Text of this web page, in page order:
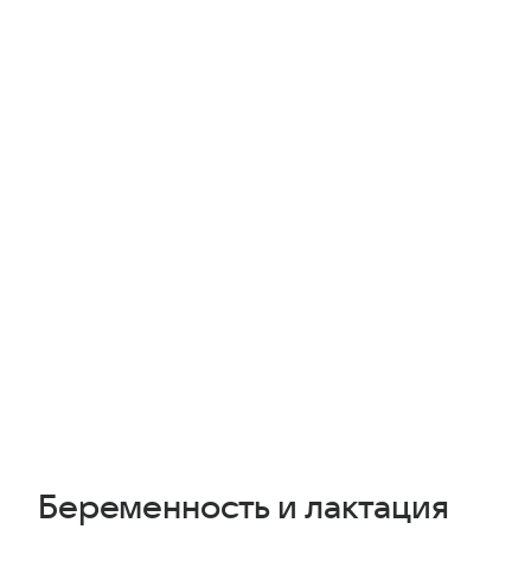
Беременность и лактация